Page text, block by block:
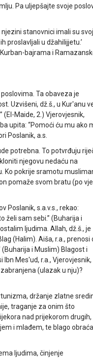
Pa uljepšajte svoje
njezini stanovnici imali su
proslavljali u džahilijjetu.’
bajrama i
Ta obaveza je
Uzvišeni, dž.š., u Kur'anu
Maide, 2.) Vjerovjesnik,
upita: “Pomoći ću mu ako
Poslanik, a.s.
potrebna. To potvrđuju
njegovu nedaću na
Ko pokrije sramotu
pomaže svom bratu (po
Poslanik, s.a.v.s., rekao:
želi sam sebi.” (Buharija i
ljudima. Allah, dž.š., je
(Halim). Aiša, r.a., prenosi
(Buharija i Muslim) Blagost i
Mes'ud, r.a., Vjerovjesnik,
(ulazak u nju)?
držanje zlatne
traganje za onim što
nad prijekorom drugih,
i mlađem, te blago
ljudima, činjenje